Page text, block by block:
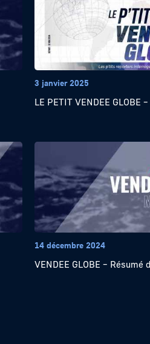
3 janvier 2025
LE PETIT VENDEE GLOBE
14 décembre 2024
VENDEE GLOBE – Résumé